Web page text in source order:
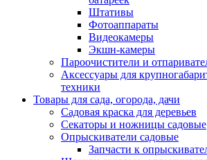
Штативы
Фотоаппараты
Видеокамеры
Экшн-камеры
Пароочистители и
Аксессуары для
техники
Товары для сада, огорода, дачи
Садовая краска для деревьев
Секаторы и ножницы садовые
Опрыскиватели садовые
Запчасти к